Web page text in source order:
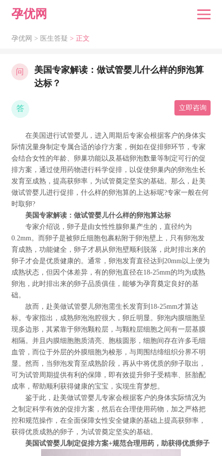
孕优网
孕优网 > 医生答疑 > 正文
问
美国专家解读：做试管婴儿什么样的卵泡算
达标？
答 立即咨询
在美国进行试管婴儿，进入周期后专家会根据客户的身体实
际情况量身制定专属合适的诊疗方案，例如在促排卵环节，专家
会结合女性的年龄、卵巢功能以及基础卵泡数量等制定可行的促
排方案，通过使用药物进行科学促排，以促使卵巢内的卵泡生长
发育至成熟，提高获卵率，为试管奠定坚实的基础。那么，赴美
做试管婴儿进行促排，什么样的卵泡算的上达标呢?专家一般在何
时取卵?
美国专家解读：做试管婴儿什么样的卵泡算达标
专家介绍说，卵子是由女性性腺卵巢产生的，直径约为
0.2mm。而卵子是被卵丘细胞包裹粘附于卵泡壁上，只有卵泡发
育成熟，功能健全，卵子才易从卵泡壁顺利脱落，此时排出来的
卵子才会是优质健康的。通常，卵泡发育直径达到20mm以上便为
成熟状态，但因个体差异，有的卵泡直径在18-25mm的均为成熟
卵泡，此时排出来的卵子品质俱佳，能够为孕育奠定良好的基
础。
故而，赴美做试管婴儿卵泡需生长发育到18-25mm才算达
标。专家指出，成熟卵泡泡腔很大，卵丘明显。卵泡内膜细胞呈
现多边形，其紧靠于卵泡颗粒层，与颗粒层细胞之间有一层基膜
相隔。并且内膜细胞胞质清亮、胞核圆形，细胞间存在许多毛细
血管，而位于外层的外膜细胞为梭形，与周围结缔组织分界不明
显。然而，当卵泡发育至成熟阶段，再从中将优质的卵子取出，
可为试管周期提供有利的保障，即有效提升卵子受精率、胚胎配
成率，帮助顺利获得健康的宝宝，实现生育梦想。
鉴于此，赴美做试管婴儿专家会根据客户的身体实际情况为
之制定科学有效的促排方案，然后在合理使用药物，加之严格把
控和规范操作，在全面保障女性安全健康的基础上提高获卵率，
获得优质成熟的卵子，为试管奠定坚实的基础。
美国试管婴儿制定促排方案+规范合理用药，助获得优质卵子